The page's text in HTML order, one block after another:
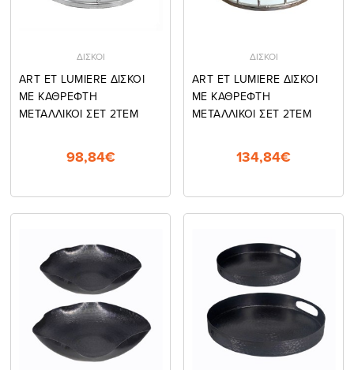
ΔΙΣΚΟΙ
ART ET LUMIERE ΔΙΣΚΟΙ
ΜΕ ΚΑΘΡΕΦΤΗ
ΜΕΤΑΛΛΙΚΟΙ ΣΕΤ 2ΤΕΜ
98,84€
ΔΙΣΚΟΙ
ART ET LUMIERE ΔΙΣΚΟΙ
ΜΕ ΚΑΘΡΕΦΤΗ
ΜΕΤΑΛΛΙΚΟΙ ΣΕΤ 2ΤΕΜ
134,84€